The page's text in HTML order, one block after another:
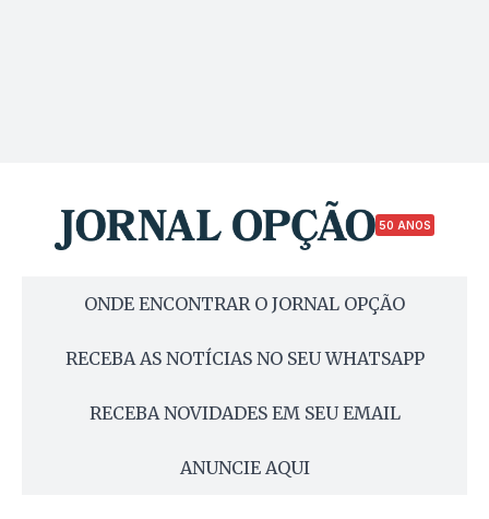
50 ANOS
ONDE ENCONTRAR O JORNAL OPÇÃO
RECEBA AS NOTÍCIAS NO SEU WHATSAPP
RECEBA NOVIDADES EM SEU EMAIL
ANUNCIE AQUI